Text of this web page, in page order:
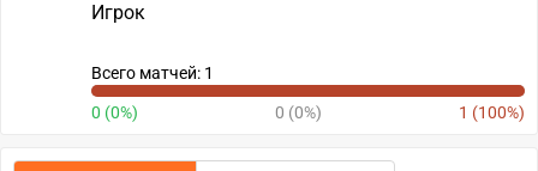
Игрок
Всего матчей: 1
0 (0%) 0 (0%) 1 (100%)